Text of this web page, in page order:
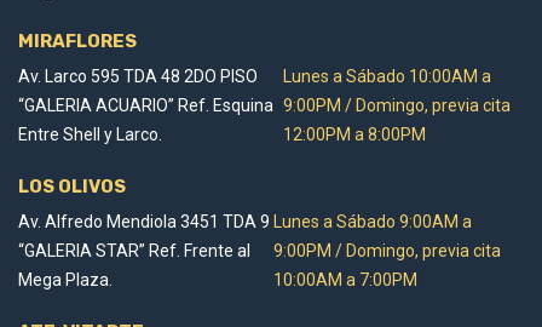
MIRAFLORES
Av. Larco 595 TDA 48 2DO PISO
“GALERIA ACUARIO” Ref. Esquina
Entre Shell y Larco.
Lunes a Sábado 10:00AM a
9:00PM / Domingo, previa cita
12:00PM a 8:00PM
LOS OLIVOS
Av. Alfredo Mendiola 3451 TDA 9
“GALERIA STAR” Ref. Frente al
Mega Plaza.
Lunes a Sábado 9:00AM a
9:00PM / Domingo, previa cita
10:00AM a 7:00PM